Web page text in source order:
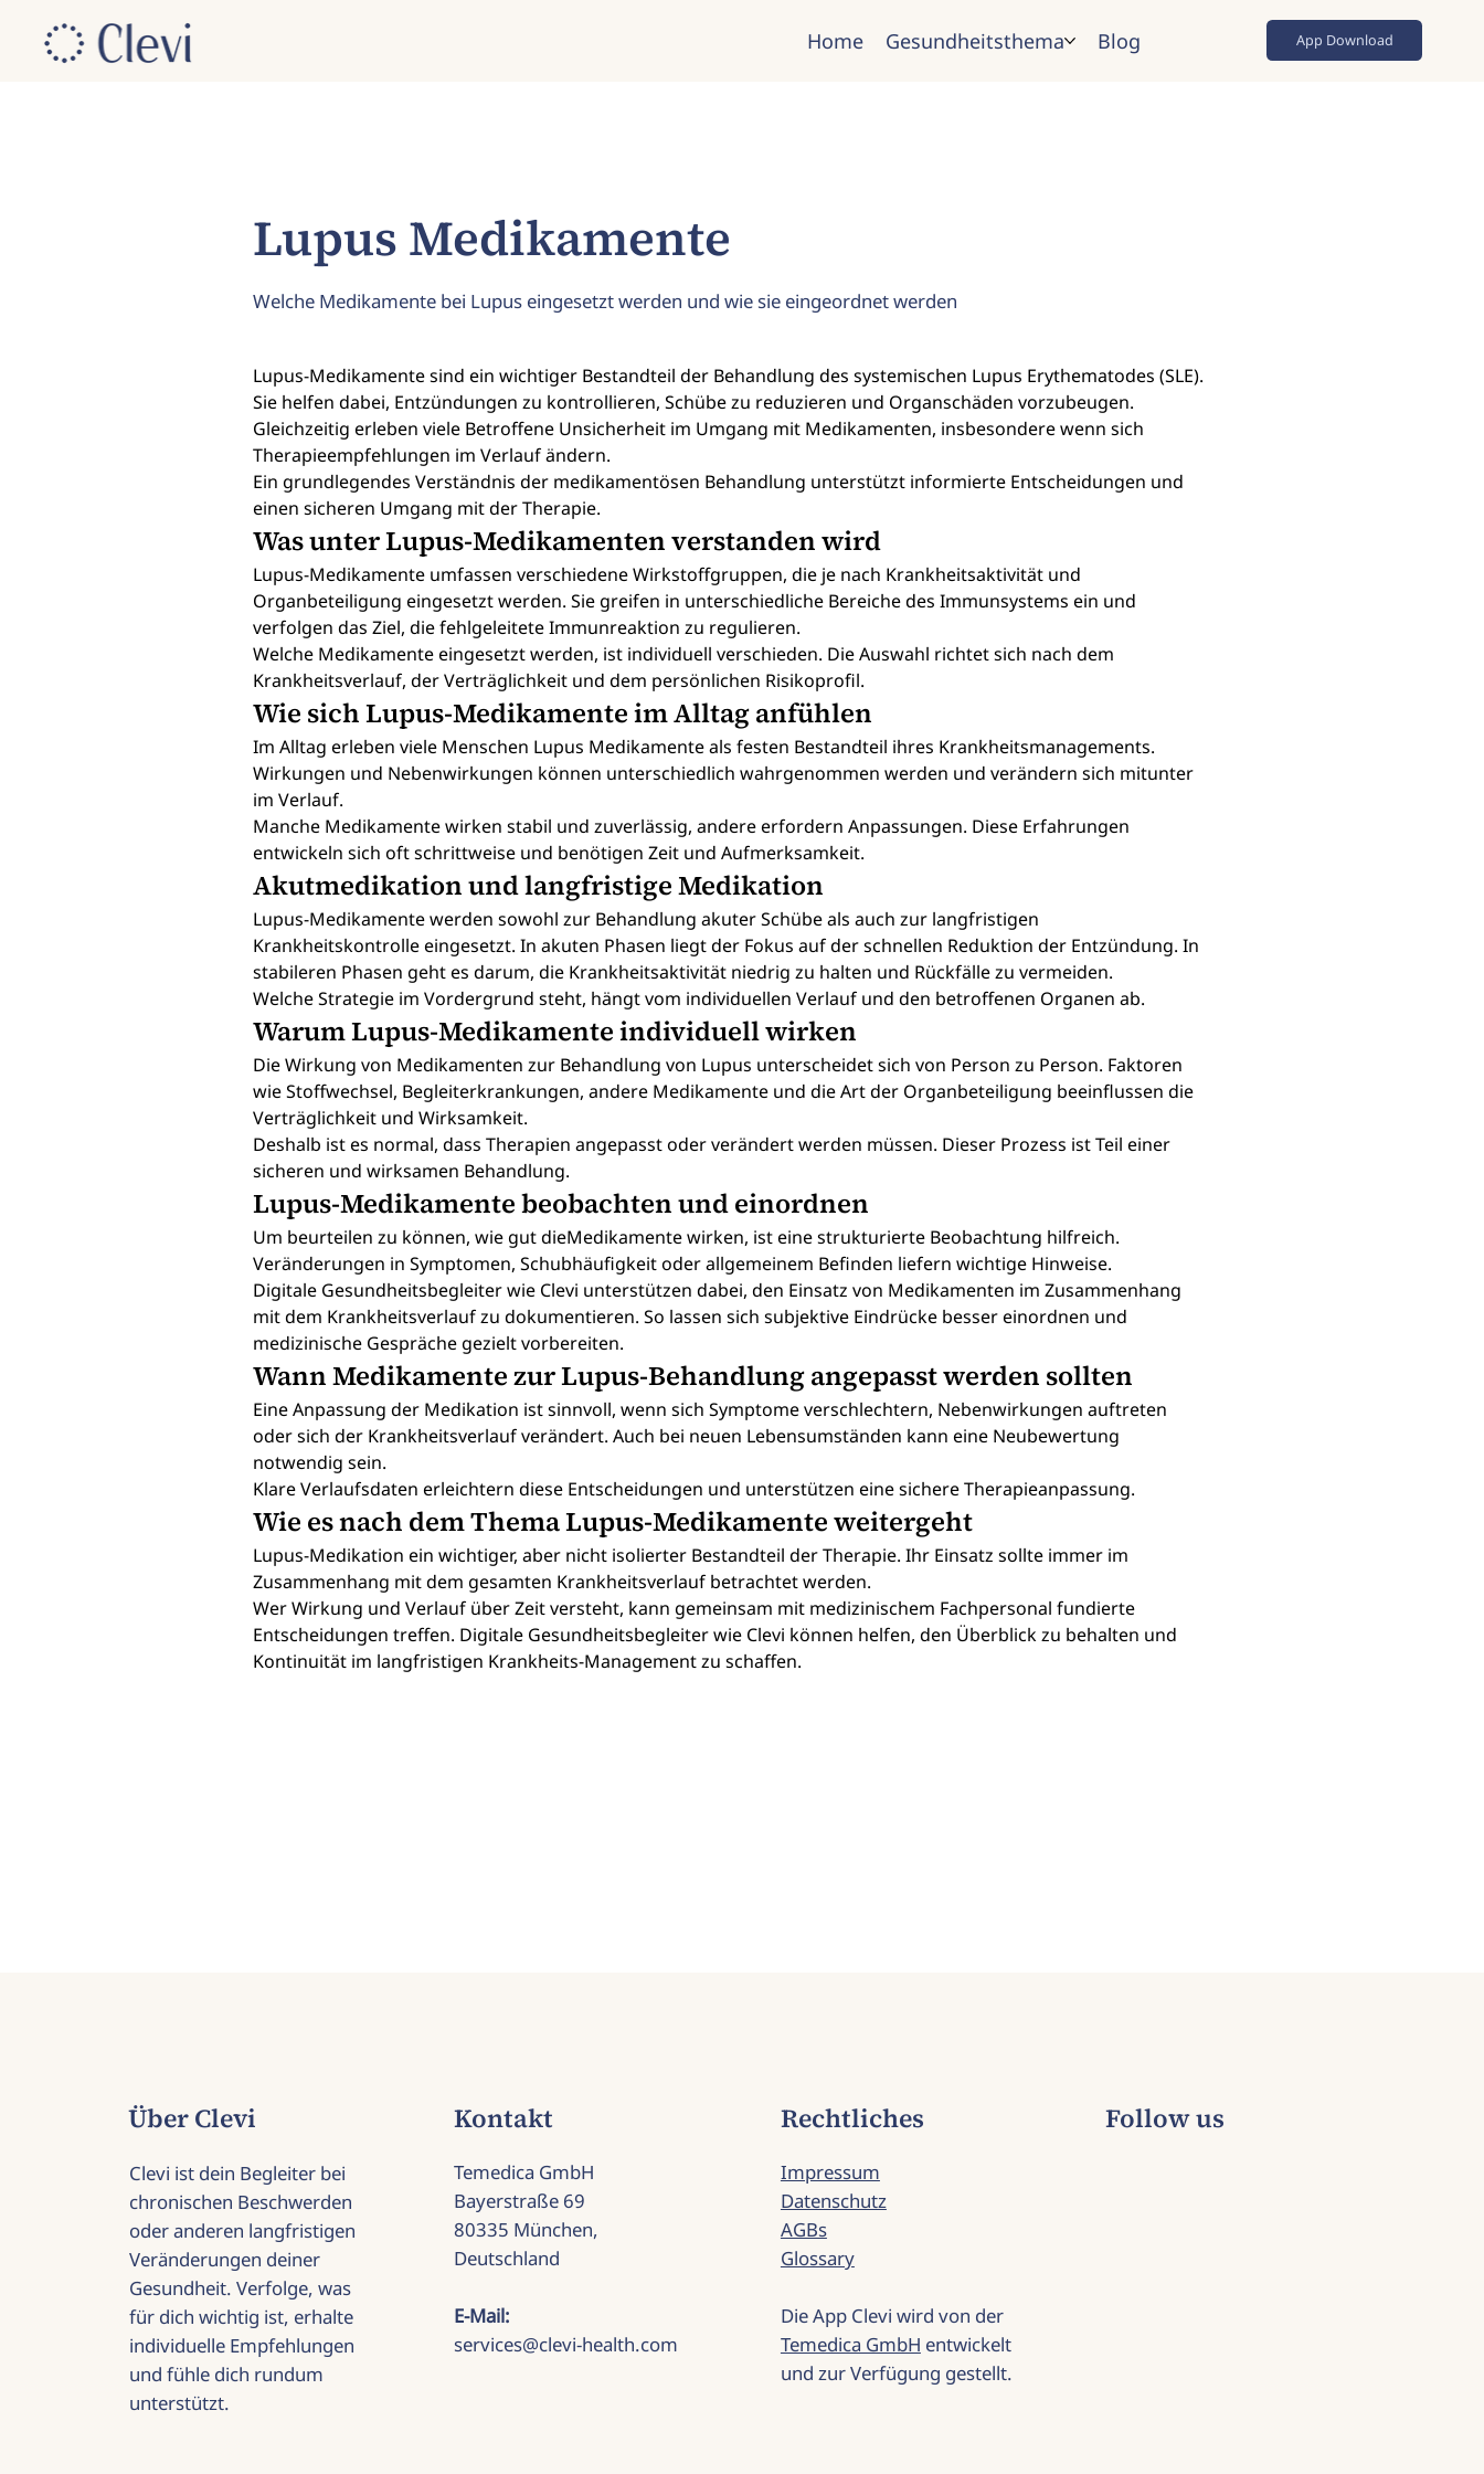
App Download
Home Gesundheitsthema Blog
Lupus-Medikamente sind ein wichtiger Bestandteil der Behandlung des systemischen Lupus Erythematodes (SLE).
Sie helfen dabei, Entzündungen zu kontrollieren, Schübe zu reduzieren und Organschäden vorzubeugen.
Gleichzeitig erleben viele Betroffene Unsicherheit im Umgang mit Medikamenten, insbesondere wenn sich
Therapieempfehlungen im Verlauf ändern.
Ein grundlegendes Verständnis der medikamentösen Behandlung unterstützt informierte Entscheidungen und
einen sicheren Umgang mit der Therapie.
Was unter Lupus-Medikamenten verstanden wird
Lupus-Medikamente umfassen verschiedene Wirkstoffgruppen, die je nach Krankheitsaktivität und
Organbeteiligung eingesetzt werden. Sie greifen in unterschiedliche Bereiche des Immunsystems ein und
verfolgen das Ziel, die fehlgeleitete Immunreaktion zu regulieren.
Welche Medikamente eingesetzt werden, ist individuell verschieden. Die Auswahl richtet sich nach dem
Krankheitsverlauf, der Verträglichkeit und dem persönlichen Risikoprofil.
Wie sich Lupus-Medikamente im Alltag anfühlen
Im Alltag erleben viele Menschen Lupus Medikamente als festen Bestandteil ihres Krankheitsmanagements.
Wirkungen und Nebenwirkungen können unterschiedlich wahrgenommen werden und verändern sich mitunter
im Verlauf.
Manche Medikamente wirken stabil und zuverlässig, andere erfordern Anpassungen. Diese Erfahrungen
entwickeln sich oft schrittweise und benötigen Zeit und Aufmerksamkeit.
Akutmedikation und langfristige Medikation
Lupus-Medikamente werden sowohl zur Behandlung akuter Schübe als auch zur langfristigen
Krankheitskontrolle eingesetzt. In akuten Phasen liegt der Fokus auf der schnellen Reduktion der Entzündung. In
stabileren Phasen geht es darum, die Krankheitsaktivität niedrig zu halten und Rückfälle zu vermeiden.
Welche Strategie im Vordergrund steht, hängt vom individuellen Verlauf und den betroffenen Organen ab.
Warum Lupus-Medikamente individuell wirken
Die Wirkung von Medikamenten zur Behandlung von Lupus unterscheidet sich von Person zu Person. Faktoren
wie Stoffwechsel, Begleiterkrankungen, andere Medikamente und die Art der Organbeteiligung beeinflussen die
Verträglichkeit und Wirksamkeit.
Deshalb ist es normal, dass Therapien angepasst oder verändert werden müssen. Dieser Prozess ist Teil einer
sicheren und wirksamen Behandlung.
Lupus-Medikamente beobachten und einordnen
Um beurteilen zu können, wie gut dieMedikamente wirken, ist eine strukturierte Beobachtung hilfreich.
Veränderungen in Symptomen, Schubhäufigkeit oder allgemeinem Befinden liefern wichtige Hinweise.
Digitale Gesundheitsbegleiter wie Clevi unterstützen dabei, den Einsatz von Medikamenten im Zusammenhang
mit dem Krankheitsverlauf zu dokumentieren. So lassen sich subjektive Eindrücke besser einordnen und
medizinische Gespräche gezielt vorbereiten.
Wann Medikamente zur Lupus-Behandlung angepasst werden sollten
Eine Anpassung der Medikation ist sinnvoll, wenn sich Symptome verschlechtern, Nebenwirkungen auftreten
oder sich der Krankheitsverlauf verändert. Auch bei neuen Lebensumständen kann eine Neubewertung
notwendig sein.
Klare Verlaufsdaten erleichtern diese Entscheidungen und unterstützen eine sichere Therapieanpassung.
Wie es nach dem Thema Lupus-Medikamente weitergeht
Lupus-Medikation ein wichtiger, aber nicht isolierter Bestandteil der Therapie. Ihr Einsatz sollte immer im
Zusammenhang mit dem gesamten Krankheitsverlauf betrachtet werden.
Wer Wirkung und Verlauf über Zeit versteht, kann gemeinsam mit medizinischem Fachpersonal fundierte
Entscheidungen treffen. Digitale Gesundheitsbegleiter wie Clevi können helfen, den Überblick zu behalten und
Kontinuität im langfristigen Krankheits-Management zu schaffen.
Lupus Medikamente
Welche Medikamente bei Lupus eingesetzt werden und wie sie eingeordnet werden
Über Clevi
Clevi ist dein Begleiter bei
chronischen Beschwerden
oder anderen langfristigen
Veränderungen deiner
Gesundheit. Verfolge, was
für dich wichtig ist, erhalte
individuelle Empfehlungen
und fühle dich rundum
unterstützt.
Kontakt
Temedica GmbH
Bayerstraße 69
80335 München,
Deutschland
E-Mail:
services@clevi-health.com
Rechtliches
Impressum
Datenschutz
AGBs
Glossary
Die App Clevi wird von der
Temedica GmbH entwickelt
und zur Verfügung gestellt.
Follow us